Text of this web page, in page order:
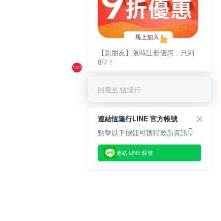
【新朋友】限時註冊優惠，只到
8/7！
回覆至 恆隆行
連結恆隆行LINE 官方帳號
點擊以下按鈕可獲得最新資訊👇
連結 LINE 帳號